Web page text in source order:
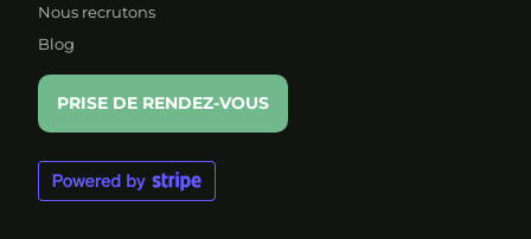
Nous recrutons
Blog
PRISE DE RENDEZ-VOUS